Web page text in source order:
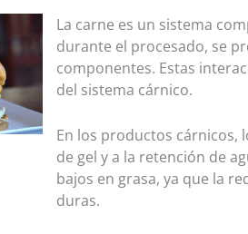
La carne es un sistema
durante el procesado, se
componentes. Estas
del sistema cárnico.
En los productos cárnicos,
de gel y a la retención de
bajos en grasa, ya que la
duras.